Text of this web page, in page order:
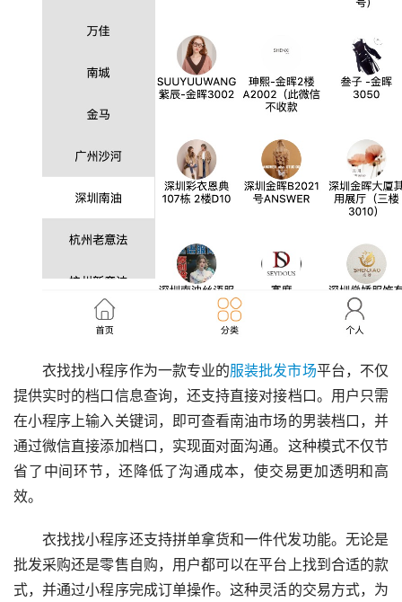
衣找找小程序作为一款专业的服装批发市场平台，不仅
提供实时的档口信息查询，还支持直接对接档口。用户只需
在小程序上输入关键词，即可查看南油市场的男装档口，并
通过微信直接添加档口，实现面对面沟通。这种模式不仅节
省了中间环节，还降低了沟通成本，使交易更加透明和高
效。
衣找找小程序还支持拼单拿货和一件代发功能。无论是
批发采购还是零售自购，用户都可以在平台上找到合适的款
式，并通过小程序完成订单操作。这种灵活的交易方式，为